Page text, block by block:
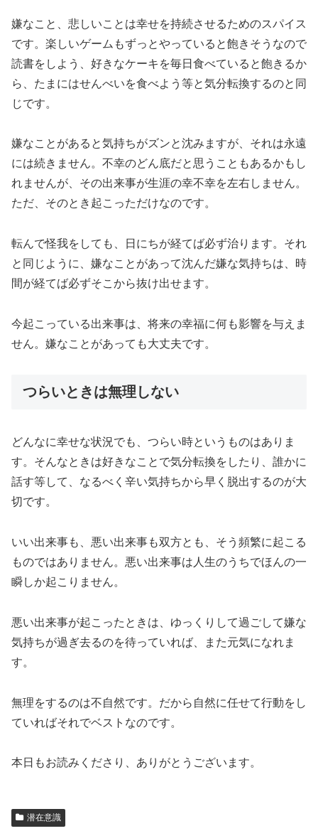
嫌なこと、悲しいことは幸せを持続させるためのスパイス
です。楽しいゲームもずっとやっていると飽きそうなので
読書をしよう、好きなケーキを毎日食べていると飽きるか
ら、たまにはせんべいを食べよう等と気分転換するのと同
じです。
嫌なことがあると気持ちがズンと沈みますが、それは永遠
には続きません。不幸のどん底だと思うこともあるかもし
れませんが、その出来事が生涯の幸不幸を左右しません。
ただ、そのとき起こっただけなのです。
転んで怪我をしても、日にちが経てば必ず治ります。それ
と同じように、嫌なことがあって沈んだ嫌な気持ちは、時
間が経てば必ずそこから抜け出せます。
今起こっている出来事は、将来の幸福に何も影響を与えま
せん。嫌なことがあっても大丈夫です。
つらいときは無理しない
どんなに幸せな状況でも、つらい時というものはありま
す。そんなときは好きなことで気分転換をしたり、誰かに
話す等して、なるべく辛い気持ちから早く脱出するのが大
切です。
いい出来事も、悪い出来事も双方とも、そう頻繁に起こる
ものではありません。悪い出来事は人生のうちでほんの一
瞬しか起こりません。
悪い出来事が起こったときは、ゆっくりして過ごして嫌な
気持ちが過ぎ去るのを待っていれば、また元気になれま
す。
無理をするのは不自然です。だから自然に任せて行動をし
ていればそれでベストなのです。
本日もお読みくださり、ありがとうございます。
潜在意識